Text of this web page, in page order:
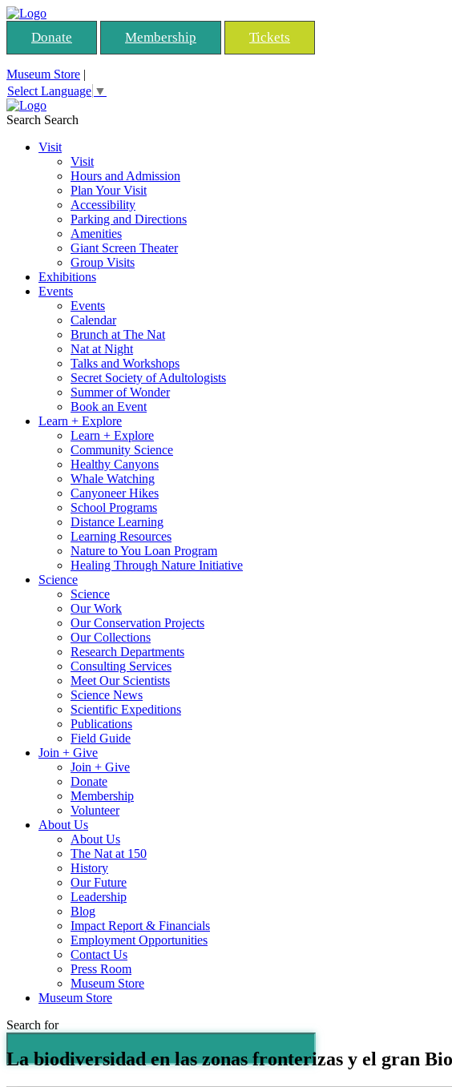
Donate Membership Tickets
Museum Store |
Select Language ▼
Search Search
Visit
Visit
Hours and Admission
Plan Your Visit
Accessibility
Parking and Directions
Amenities
Giant Screen Theater
Group Visits
Exhibitions
Events
Events
Calendar
Brunch at The Nat
Nat at Night
Talks and Workshops
Secret Society of Adultologists
Summer of Wonder
Book an Event
Learn + Explore
Learn + Explore
Community Science
Healthy Canyons
Whale Watching
Canyoneer Hikes
School Programs
Distance Learning
Learning Resources
Nature to You Loan Program
Healing Through Nature Initiative
Science
Science
Our Work
Our Conservation Projects
Our Collections
Research Departments
Consulting Services
Meet Our Scientists
Science News
Scientific Expeditions
Publications
Field Guide
Join + Give
Join + Give
Donate
Membership
Volunteer
About Us
About Us
The Nat at 150
History
Our Future
Leadership
Blog
Impact Report & Financials
Employment Opportunities
Contact Us
Press Room
Museum Store
Museum Store
Search for
La biodiversidad en las zonas fronterizas y el gran